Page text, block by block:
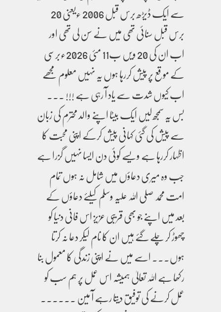
سے ایک ڈیڑھ برس قبل 2006 ءیعنی 20
برس قبل سنائی تھی میں نے سن لی تھی اور
اب ان کی 20 ویں ب11 مئی 2026ءبرسی
کے موقع پر پیش کررہا ہوں یہ نہیں معلوم مجھے
اب کیوں شدت سے یاد آ رہی ہے !!! ۔۔۔
بس یہ سمجھ لیں ایک بیٹا اپنے والد محترم کی زبان
سے پیش کی گئی کہانی پیش کرکے اپنی محبت کا
اظہار کررہا ہے ویسے کوئی دن ایسا نہیں گزرا ہے
جب وہ میری دعاؤں میں شامل نہ ہوں تمام
امت محمد صلی اللہ علیہ وسلم کیلئے دعاؤں کے
بعد میں اپنے جو بھی قریبی عزیز اس فانی دنیا کو
چھوڑ کر چلے گئے ہیں ان کا نام لیکر دعا نہ کرتا
ہوں۔۔۔ اسے میں نے اپنی زندگی کا معمول بنا
رکھا ہے اللہ تعالیٰ ہمیشہ اس عمل پر ہم سب کو
عمل کرنے کی توفیق دیتا رہے آ مین ۔۔۔۔۔۔